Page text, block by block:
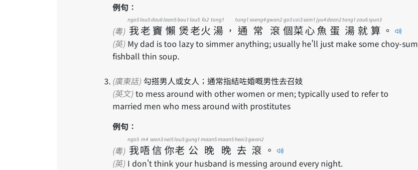
例句：
(粵) 我
ngo5
老
lou5
竇
dau6
懶
laan5
煲
bou1
老
lou5
火
fo2
湯
tong1
， 通
tung1
常
soeng4
滾
gwan2
個
go3
菜
coi3
心
sam1
魚
jyu4
蛋
daan2
湯
tong1
就
zau6
算
syun3
。
(英) My dad is too lazy to simmer anything; usually he'll just make some choy-sum
fishball thin soup.
(廣東話) 勾搭男人或女人；通常指結咗婚嘅男性去召妓
(英文)
married men who mess around with prostitutes
例句：
(粵) 我
ngo5
唔
m4
信
seon3
你
nei5
老
lou5
公
gung1
晚
maan5
晚
maan5
去
heoi3
滾
gwan2
。
(英) I don't think your husband is messing around every night.